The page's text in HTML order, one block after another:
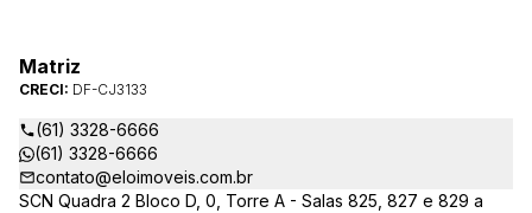
Matriz
CRECI: DF-CJ3133
(61) 3328-6666
(61) 3328-6666
contato@eloimoveis.com.br
SCN Quadra 2 Bloco D, 0, Torre A - Salas 825, 827 e 829 a